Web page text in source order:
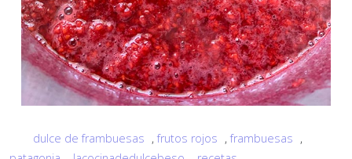
dulce de frambuesas , frutos rojos , frambuesas ,